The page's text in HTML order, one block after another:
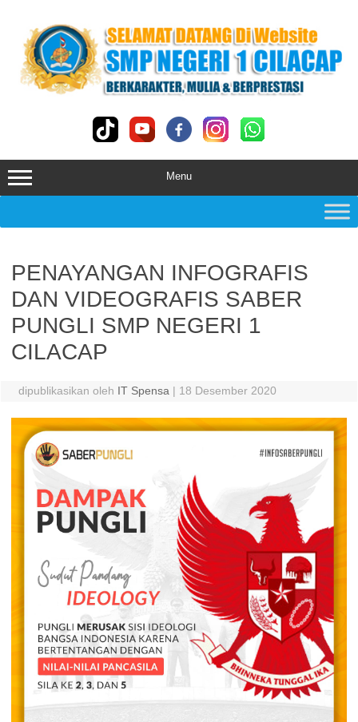
content
Menu
PENAYANGAN INFOGRAFIS
DAN VIDEOGRAFIS SABER
PUNGLI SMP NEGERI 1
CILACAP
dipublikasikan oleh IT Spensa | 18 Desember 2020